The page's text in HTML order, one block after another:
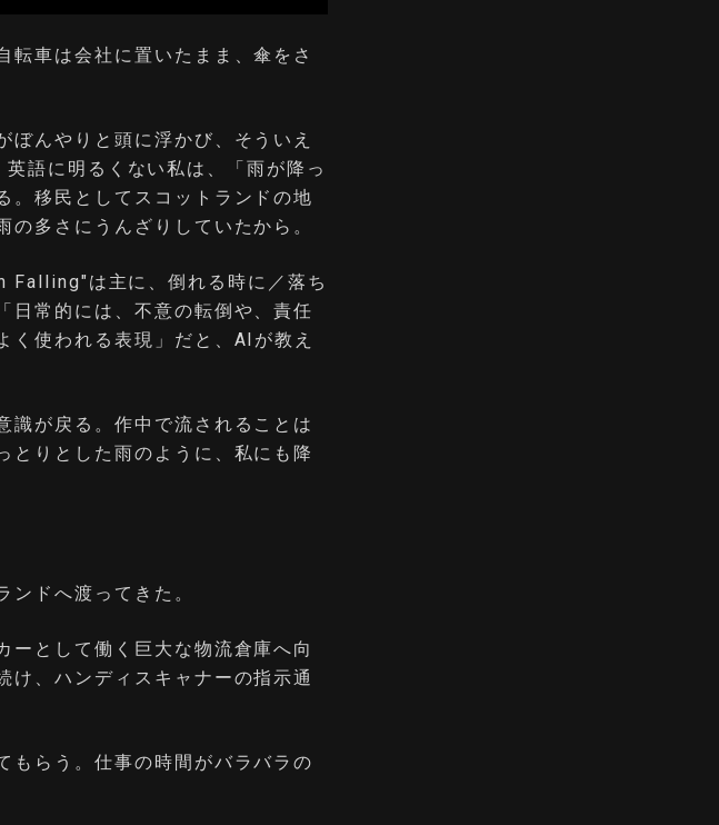
転車は会社に置いたまま、傘をさ
んやりと頭に浮かび、そういえ
語に明るくない私は、「雨が降っ
。移民としてスコットランドの地
多さにうんざりしていたから。
Falling"は主に、倒れる時に／落ち
日常的には、不意の転倒や、責任
く使われる表現」だと、AIが教え
識が戻る。作中で流されることは
とりとした雨のように、私にも降
ンドへ渡ってきた。
ーとして働く巨大な物流倉庫へ向
け、ハンディスキャナーの指示通
もらう。仕事の時間がバラバラの